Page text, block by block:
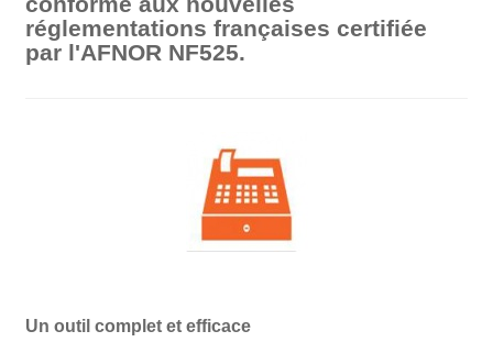
réglementations françaises certifiée
par l'AFNOR NF525.
Un outil complet et efficace